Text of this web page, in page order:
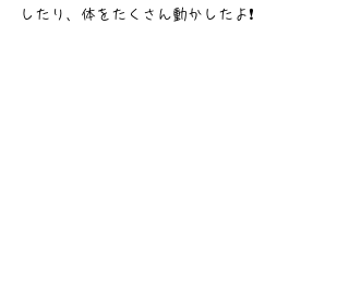
したり、体をたくさん動かしたよ❗